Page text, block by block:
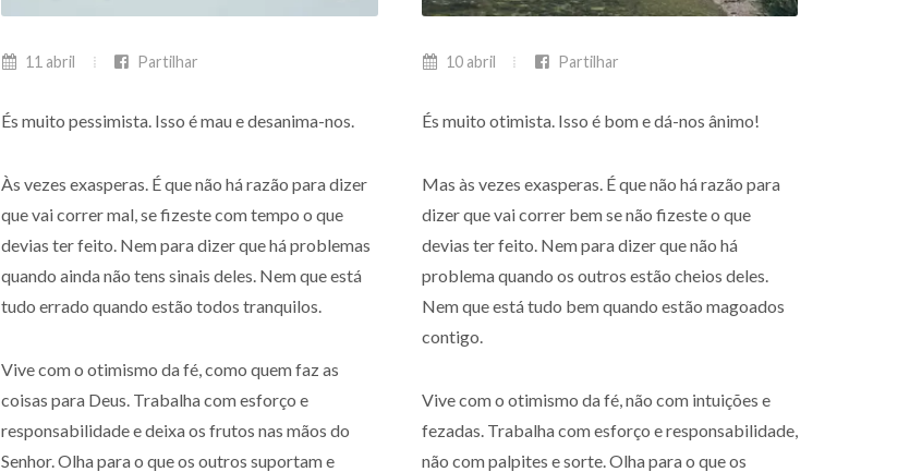
11 abril Partilhar
És muito pessimista. Isso é mau e desanima-nos.
Às vezes exasperas. É que não há razão para dizer
que vai correr mal, se fizeste com tempo o que
devias ter feito. Nem para dizer que há problemas
quando ainda não tens sinais deles. Nem que está
tudo errado quando estão todos tranquilos.
Vive com o otimismo da fé, como quem faz as
coisas para Deus. Trabalha com esforço e
responsabilidade e deixa os frutos nas mãos do
Senhor. Olha para o que os outros suportam e
10 abril Partilhar
És muito otimista. Isso é bom e dá-nos ânimo!
Mas às vezes exasperas. É que não há razão para
dizer que vai correr bem se não fizeste o que
devias ter feito. Nem para dizer que não há
problema quando os outros estão cheios deles.
Nem que está tudo bem quando estão magoados
contigo.
Vive com o otimismo da fé, não com intuições e
fezadas. Trabalha com esforço e responsabilidade,
não com palpites e sorte. Olha para o que os